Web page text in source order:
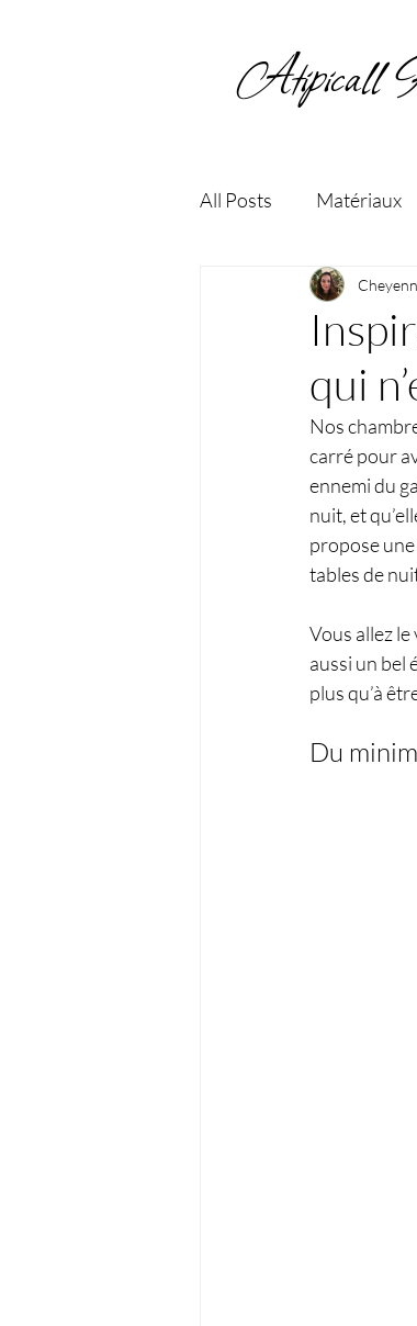
Atipicall
All Posts Matériaux
Choix des couleurs
qui
Nos
carré pour
ennemi du
nuit, et
propose
tables de
Vous allez
aussi un bel
plus qu’à
Du